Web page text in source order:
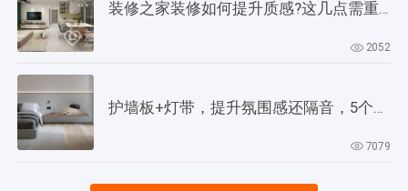
装修之家装修如何提升质感?这几点需重视起来
2052
7079